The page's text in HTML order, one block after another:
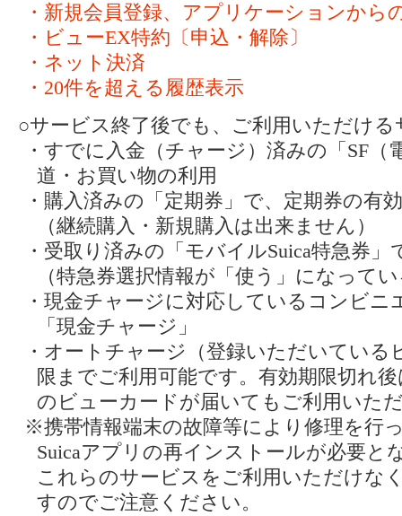
・新規会員登録、アプリケーションから
・ビューEX特約〔申込・解除〕
・ネット決済
・20件を超える履歴表示
○サービス終了後でも、ご利用いただける
・すでに入金（チャージ）済みの「SF（
道・お買い物の利用
・購入済みの「定期券」で、定期券の有
（継続購入・新規購入は出来ません）
・受取り済みの「モバイルSuica特急券」
（特急券選択情報が「使う」になって
・現金チャージに対応しているコンビ
「現金チャージ」
・オートチャージ（登録いただいている
限までご利用可能です。有効期限切れ
のビューカードが届いてもご利用いた
※携帯情報端末の故障等により修理を行
Suicaアプリの再インストールが必要と
これらのサービスをご利用いただけな
すのでご注意ください。